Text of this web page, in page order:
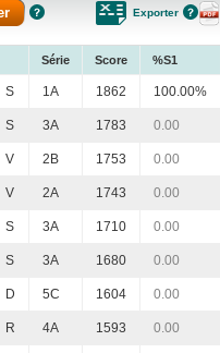
Exporter
Série Score %S1
S 1A 1862 100.00%
S 3A 1783 0.00
V 2B 1753 0.00
V 2A 1743 0.00
S 3A 1710 0.00
S 3A 1680 0.00
D 5C 1604 0.00
R 4A 1593 0.00